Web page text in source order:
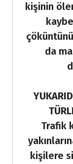
kişinin
da
Trafik
kişilere